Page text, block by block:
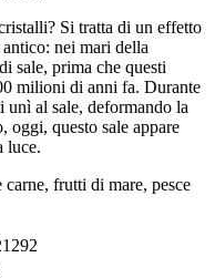
Si tratta di un effetto
nei mari della
sale, prima che questi
milioni di anni fa. Durante
unì al sale, deformando la
oggi, questo sale appare
luce.
frutti di mare, pesce